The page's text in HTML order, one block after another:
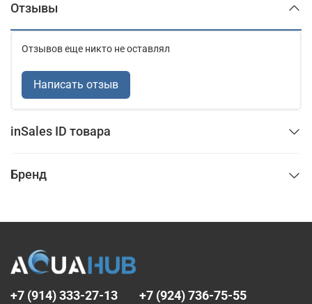
Отзывы
Отзывов еще никто не оставлял
Написать отзыв
inSales ID товара
Бренд
+7 (914) 333-27-13 +7 (924) 736-75-55